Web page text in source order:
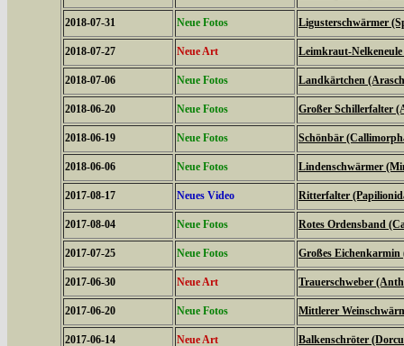
2018-07-31 Neue Fotos Ligusterschwärmer
2018-07-27 Neue Art Leimkraut-
2018-07-06 Neue Fotos Landkärtchen
2018-06-20 Neue Fotos Großer Schillerfalter
2018-06-19 Neue Fotos Schönbär
2018-06-06 Neue Fotos Lindenschwärmer
2017-08-17 Neues Video Ritterfalter
2017-08-04 Neue Fotos Rotes Ordensband
2017-07-25 Neue Fotos Großes Eichenkarmin
2017-06-30 Neue Art Trauerschweber
2017-06-20 Neue Fotos Mittlerer
2017-06-14 Neue Art Balkenschröter